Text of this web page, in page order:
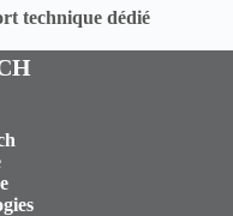
technique dédié